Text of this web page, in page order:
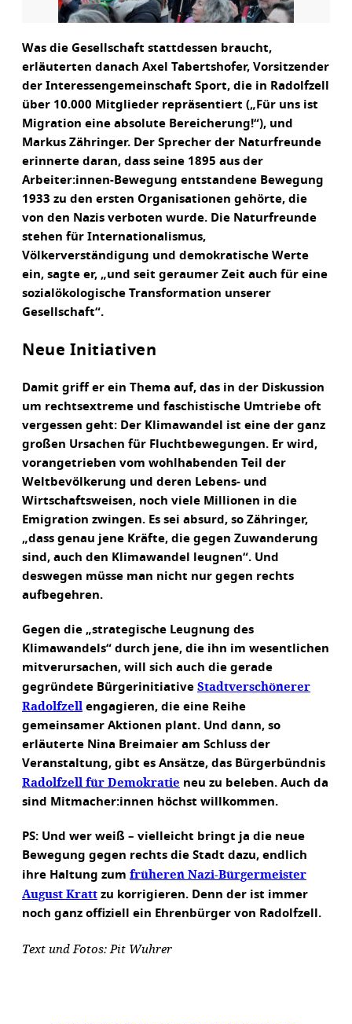
Was die Gesellschaft stattdessen braucht,
erläuterten danach Axel Tabertshofer, Vorsitzender
der Interessengemeinschaft Sport, die in Radolfzell
über 10.000 Mitglieder repräsentiert („Für uns ist
Migration eine absolute Bereicherung!“), und
Markus Zähringer. Der Sprecher der Naturfreunde
erinnerte daran, dass seine 1895 aus der
Arbeiter:innen-Bewegung entstandene Bewegung
1933 zu den ersten Organisationen gehörte, die
von den Nazis verboten wurde. Die Naturfreunde
stehen für Internationalismus,
Völkerverständigung und demokratische Werte
ein, sagte er, „und seit geraumer Zeit auch für eine
sozialökologische Transformation unserer
Gesellschaft“.
Neue Initiativen
Damit griff er ein Thema auf, das in der Diskussion
um rechtsextreme und faschistische Umtriebe oft
vergessen geht: Der Klimawandel ist eine der ganz
großen Ursachen für Fluchtbewegungen. Er wird,
vorangetrieben vom wohlhabenden Teil der
Weltbevölkerung und deren Lebens- und
Wirtschaftsweisen, noch viele Millionen in die
Emigration zwingen. Es sei absurd, so Zähringer,
„dass genau jene Kräfte, die gegen Zuwanderung
sind, auch den Klimawandel leugnen“. Und
deswegen müsse man nicht nur gegen rechts
aufbegehren.
Gegen die „strategische Leugnung des
Klimawandels“ durch jene, die ihn im wesentlichen
mitverursachen, will sich auch die gerade
gegründete Bürgerinitiative Stadtverschönerer
Radolfzell engagieren, die eine Reihe
gemeinsamer Aktionen plant. Und dann, so
erläuterte Nina Breimaier am Schluss der
Veranstaltung, gibt es Ansätze, das Bürgerbündnis
Radolfzell für Demokratie neu zu beleben. Auch da
sind Mitmacher:innen höchst willkommen.
PS: Und wer weiß – vielleicht bringt ja die neue
Bewegung gegen rechts die Stadt dazu, endlich
ihre Haltung zum früheren Nazi-Bürgermeister
August Kratt zu korrigieren. Denn der ist immer
noch ganz offiziell ein Ehrenbürger von Radolfzell.
Text und Fotos: Pit Wuhrer